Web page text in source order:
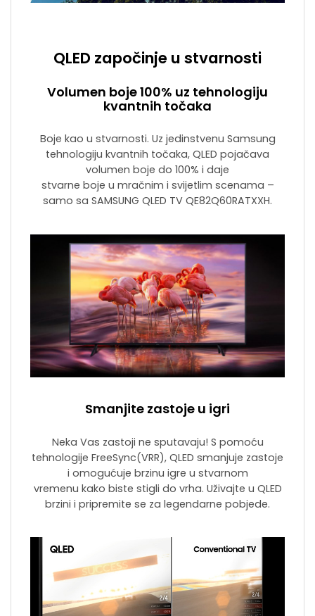
QLED započinje u stvarnosti
Volumen boje 100% uz tehnologiju
kvantnih točaka
Boje kao u stvarnosti. Uz jedinstvenu Samsung
tehnologiju kvantnih točaka, QLED pojačava
volumen boje do 100% i daje
stvarne boje u mračnim i svijetlim scenama –
samo sa SAMSUNG QLED TV QE82Q60RATXXH.
Smanjite zastoje u igri
Neka Vas zastoji ne sputavaju! S pomoću
tehnologije FreeSync(VRR), QLED smanjuje zastoje
i omogućuje brzinu igre u stvarnom
vremenu kako biste stigli do vrha. Uživajte u QLED
brzini i pripremite se za legendarne pobjede.